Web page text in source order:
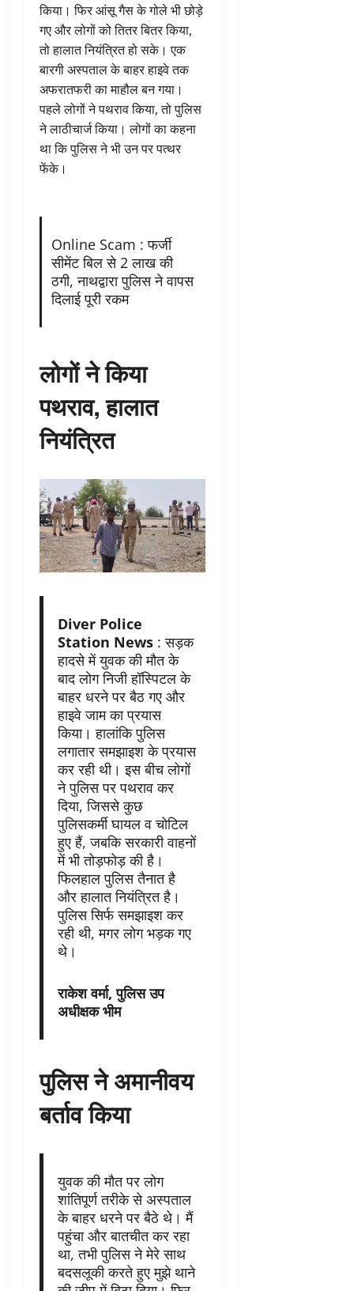
किया। फिर आंसू गैस के गोले भी छोड़े
गए और लोगों को तितर बितर किया,
तो हालात नियंत्रित हो सके। एक
बारगी अस्पताल के बाहर हाइवे तक
अफरातफरी का माहौल बन गया।
पहले लोगों ने पथराव किया, तो पुलिस
ने लाठीचार्ज किया। लोगों का कहना
था कि पुलिस ने भी उन पर पत्थर
फेंके।
Online Scam : फर्जी
सीमेंट बिल से 2 लाख की
ठगी, नाथद्वारा पुलिस ने वापस
दिलाई पूरी रकम
लोगों ने किया
पथराव, हालात
नियंत्रित
Diver Police
Station News: सड़क
हादसे में युवक की मौत के
बाद लोग निजी हॉस्पिटल के
बाहर धरने पर बैठ गए और
हाइवे जाम का प्रयास
किया। हालांकि पुलिस
लगातार समझाइश के प्रयास
कर रही थी। इस बीच लोगों
ने पुलिस पर पथराव कर
दिया, जिससे कुछ
पुलिसकर्मी घायल व चोटिल
हुए हैं, जबकि सरकारी वाहनों
में भी तोड़फोड़ की है।
फिलहाल पुलिस तैनात है
और हालात नियंत्रित है।
पुलिस सिर्फ समझाइश कर
रही थी, मगर लोग भड़क गए
थे।
राकेश वर्मा, पुलिस उप
अधीक्षक भीम
पुलिस ने अमानीवय
बर्ताव किया
युवक की मौत पर लोग
शांतिपूर्ण तरीके से अस्पताल
के बाहर धरने पर बैठे थे। मैं
पहुंचा और बातचीत कर रहा
था, तभी पुलिस ने मेरे साथ
बदसलूकी करते हुए मुझे थाने